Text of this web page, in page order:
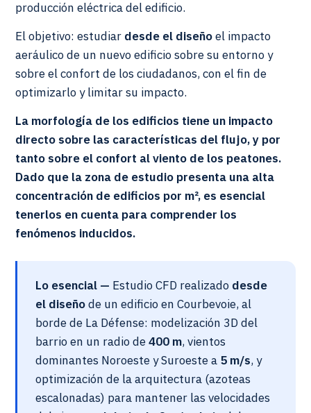
producción eléctrica del edificio.
El objetivo: estudiar desde el diseñoel impacto
aeráulico de un nuevo edificio sobre su entorno y
sobre el confort de los ciudadanos, con el fin de
optimizarlo y limitar su impacto.
La morfología de los edificios tiene un impacto
directo sobre las características del flujo, y por
tanto sobre el confort al viento de los peatones.
Dado que la zona de estudio presenta una alta
concentración de edificios por m², es esencial
tenerlos en cuenta para comprender los
fenómenos inducidos.
Lo esencial — Estudio CFD realizado desde
el diseñode un edificio en Courbevoie, al
borde de La Défense: modelización 3D del
barrio en un radio de400 m, vientos
dominantes Noroeste y Suroeste a 5 m/s, y
optimización de la arquitectura (azoteas
escalonadas) para mantener las velocidades